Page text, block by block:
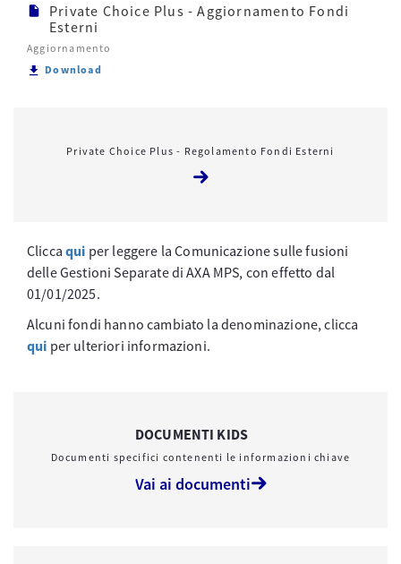
Private Choice Plus - Aggiornamento Fondi
Esterni
Aggiornamento
Download
Private Choice Plus - Regolamento Fondi Esterni
Cliccaqui per leggere la Comunicazione sulle fusioni
delle Gestioni Separate di AXA MPS, con effetto dal
01/01/2025.
Alcuni fondi hanno cambiato la denominazione, clicca
qui per ulteriori informazioni.
DOCUMENTI KIDS
Documenti specifici contenenti le informazioni chiave
Vai ai documenti